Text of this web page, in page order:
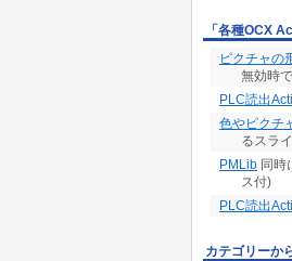
「各種OCX
ピクチャの
無効時
PLC読出
色やピクチ
るスラ
PMLib 同時
ス付)
PLC読出
カテゴリーか